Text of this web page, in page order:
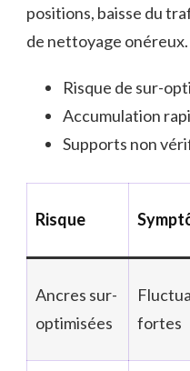
positions, baisse du
de nettoyage onéreux.
Risque de sur-
Accumulation
Supports non
Risque
Ancres sur-
optimisées
fortes